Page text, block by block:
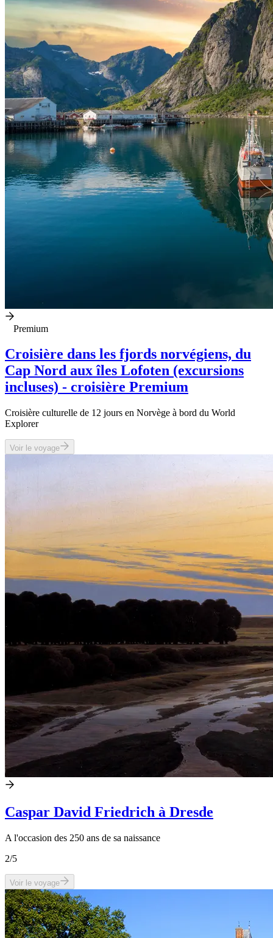
Premium
Croisière dans les fjords norvégiens, du
Cap Nord aux îles Lofoten (excursions
incluses) - croisière Premium
Croisière culturelle de 12 jours en Norvège à bord du World
Explorer
Voir le voyage
Caspar David Friedrich à Dresde
A l'occasion des 250 ans de sa naissance
2/5
Voir le voyage